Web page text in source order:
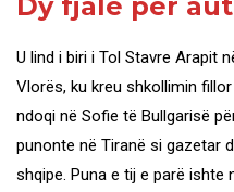
U lind i biri i Tol Stavre Arapit
Vlorës, ku kreu shkollimin
ndoqi në Sofie të Bullgarisë
punonte në Tiranë si gazetar
shqipe. Puna e tij e parë ishte